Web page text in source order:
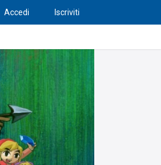
Accedi Iscriviti